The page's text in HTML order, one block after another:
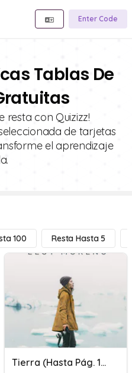
Enter Code
Tablas De
resta con Quizizz!
de tarjetas
el aprendizaje
100 Resta Hasta 5
Tierra (hasta Pág. 109)